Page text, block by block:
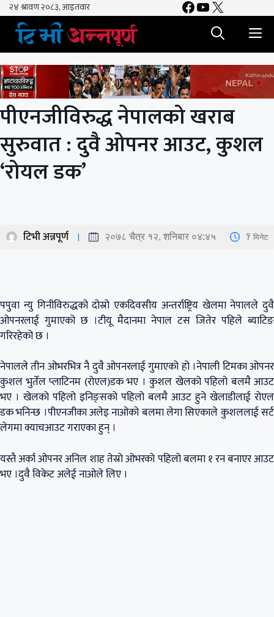
Skip
content
Facebook
YouTube
X
पीएनजीविरुद्ध नेपालको खराब
सुरुवात : दुवै ओपनर आउट, कुशल
‘रोयल डक’
टिभी अन्नपूर्ण २०७८ चैत्र १२, शनिबार ०४:४५ 1 मिनेट
पपुवा न्यु गिनीविरुद्धको दोस्रो एकदिवसीय अन्तर्राष्ट्रिय खेलमा नेपालले दुवै
ओपनरलाई गुमाएको छ ।टीयू मैदानमा नेपाल टस जितेर पहिले ब्याटिङ
गरिरहेको छ ।
नेपालले तीन ओभरभित्र नै दुवै ओपनरलाई गुमाएको हो ।नेपाली टिमका ओपनर
कुशल भुर्तेल प्लाटिनम (रोएल)डक भए । कुशल खेलको पहिलो बलमै आउट
भए । खेलको पहिलो इनिङ्सको पहिलो बलमै आउट हुने खेलाडीलाई रोएल
डक भनिन्छ ।पीएनजीका अलेइ नाओको बलमा लेगा सिएकाले कुशललाई सर्ट
लेगमा क्याचआउट गराएका हुन् ।
यस्तै अर्का ओपनर अनिल शाह तेस्रो ओभरको पहिलो बलमा १ रन बनाएर आउट
भए ।दुवै विकेट अलेई नाओले लिए ।